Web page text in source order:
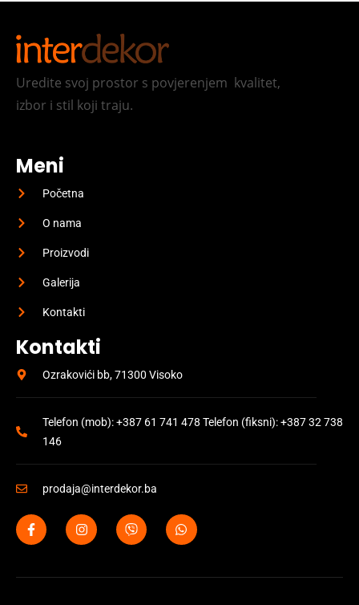
Uredite svoj prostor s povjerenjem kvalitet,
izbor i stil koji traju.
Meni
Početna
O nama
Proizvodi
Galerija
Kontakti
Kontakti
Ozrakovići bb, 71300 Visoko
Telefon (mob): +387 61 741 478 Telefon (fiksni): +387 32 738
146
prodaja@interdekor.ba